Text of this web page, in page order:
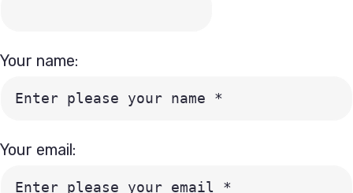
Your name:
Your email: